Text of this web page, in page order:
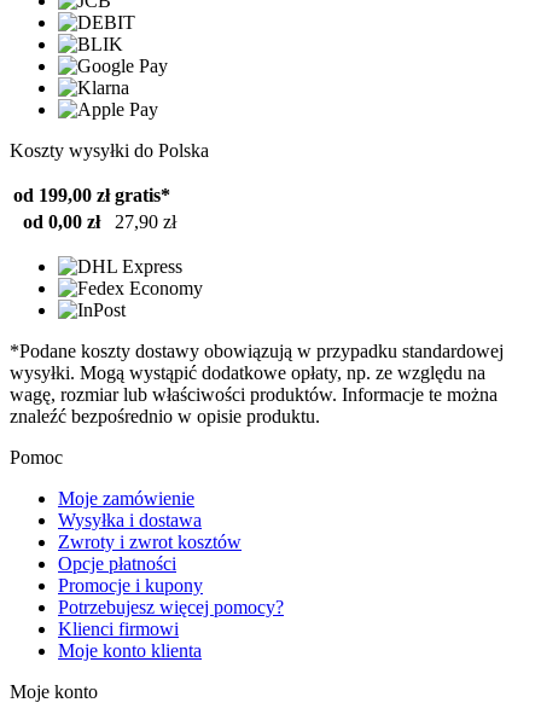
Koszty wysyłki do Polska
od 199,00 zł gratis*
od 0,00 zł
27,90 zł
*Podane koszty dostawy obowiązują w przypadku standardowej
wysyłki. Mogą wystąpić dodatkowe opłaty, np. ze względu na
wagę, rozmiar lub właściwości produktów. Informacje te można
znaleźć bezpośrednio w opisie produktu.
Pomoc
Moje zamówienie
Wysyłka i dostawa
Zwroty i zwrot kosztów
Opcje płatności
Promocje i kupony
Potrzebujesz więcej pomocy?
Klienci firmowi
Moje konto klienta
Moje konto